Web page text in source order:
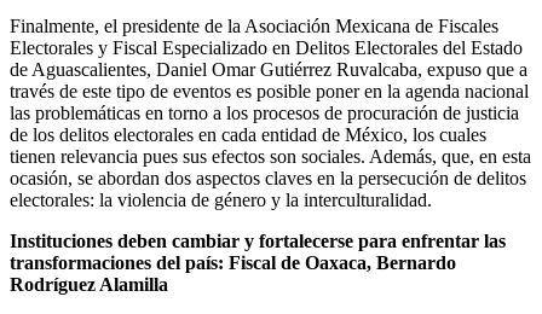
Finalmente, el presidente de la Asociación Mexicana de Fiscales
Electorales y Fiscal Especializado en Delitos Electorales del Estado
de Aguascalientes, Daniel Omar Gutiérrez Ruvalcaba, expuso que a
través de este tipo de eventos es posible poner en la agenda nacional
las problemáticas en torno a los procesos de procuración de justicia
de los delitos electorales en cada entidad de México, los cuales
tienen relevancia pues sus efectos son sociales. Además, que, en esta
ocasión, se abordan dos aspectos claves en la persecución de delitos
electorales: la violencia de género y la interculturalidad.
Instituciones deben cambiar y fortalecerse para enfrentar las
transformaciones del país: Fiscal de Oaxaca, Bernardo
Rodríguez Alamilla